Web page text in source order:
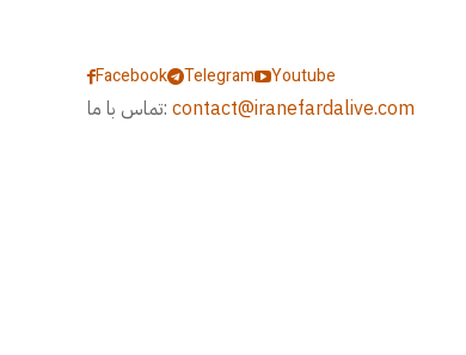
Facebook Telegram Youtube
تماس با ما: contact@iranefardalive.com